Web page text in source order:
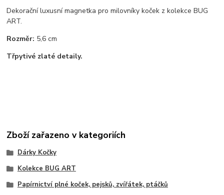
Dekorační luxusní magnetka pro milovníky koček z kolekce BUG
ART.
Rozměr: 5,6 cm
Třpytivé zlaté detaily.
Zboží zařazeno v kategoriích
Dárky Kočky
Kolekce BUG ART
Papírnictví plné koček, pejsků, zvířátek, ptáčků